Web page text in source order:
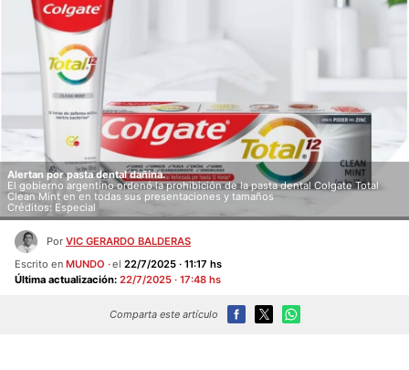
Alertan por pasta dental dañina.
El gobierno argentino ordenó la prohibición de la pasta dental Colgate Total
Clean Mint en en todas sus presentaciones y tamaños
Créditos: Especial
Por VIC GERARDO BALDERAS
Escrito en MUNDO el 22/7/2025 · 11:17 hs
Última actualización: 22/7/2025 · 17:48 hs
Comparta este artículo